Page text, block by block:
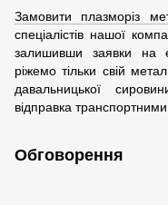
Замовити плазморіз
спеціалістів нашої
залишивши заявки на
ріжемо тільки свій
давальницької
відправка
Обговорення